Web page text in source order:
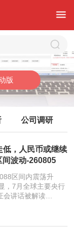
公司调研
低，人民币或继续
间波动-260805
区间内震荡升
，7月全球主要央行
会讲话被解读…